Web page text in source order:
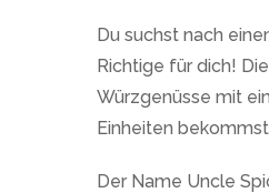
Du suchst nach
Richtige für dich!
Würzgenüsse mit
Einheiten
Der Name Uncle